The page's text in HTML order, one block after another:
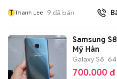
T Thanh Lee 9 đã bán
Samsung
Mỹ Hàn
Galaxy S8 64
700.000 đ